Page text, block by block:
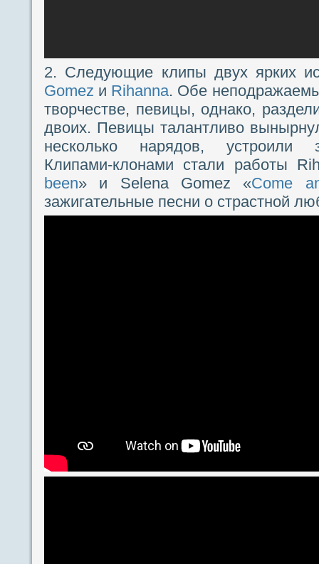
2. Следующие клипы двух ярких
Gomez и Rihanna. Обе
творчестве, певицы, однако,
двоих. Певицы талантливо
несколько нарядов, устроили
Клипами-клонами стали работы
been» и Selena Gomez «Come
зажигательные песни о страстной